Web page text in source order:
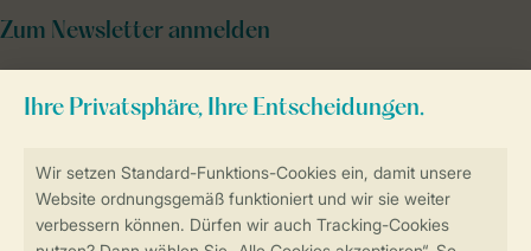
Sicher und schnell zur Online-Buchung
Zum Newsletter anmelden